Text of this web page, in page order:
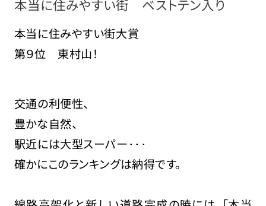
本当に住みやすい街 ベストテン入り
本当に住みやすい街大賞
第９位 東村山！
交通の利便性、
豊かな自然、
駅近には大型スーパー･･･
確かにこのランキングは納得です。